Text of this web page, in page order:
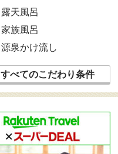
露天風呂
家族風呂
源泉かけ流し
すべてのこだわり条件